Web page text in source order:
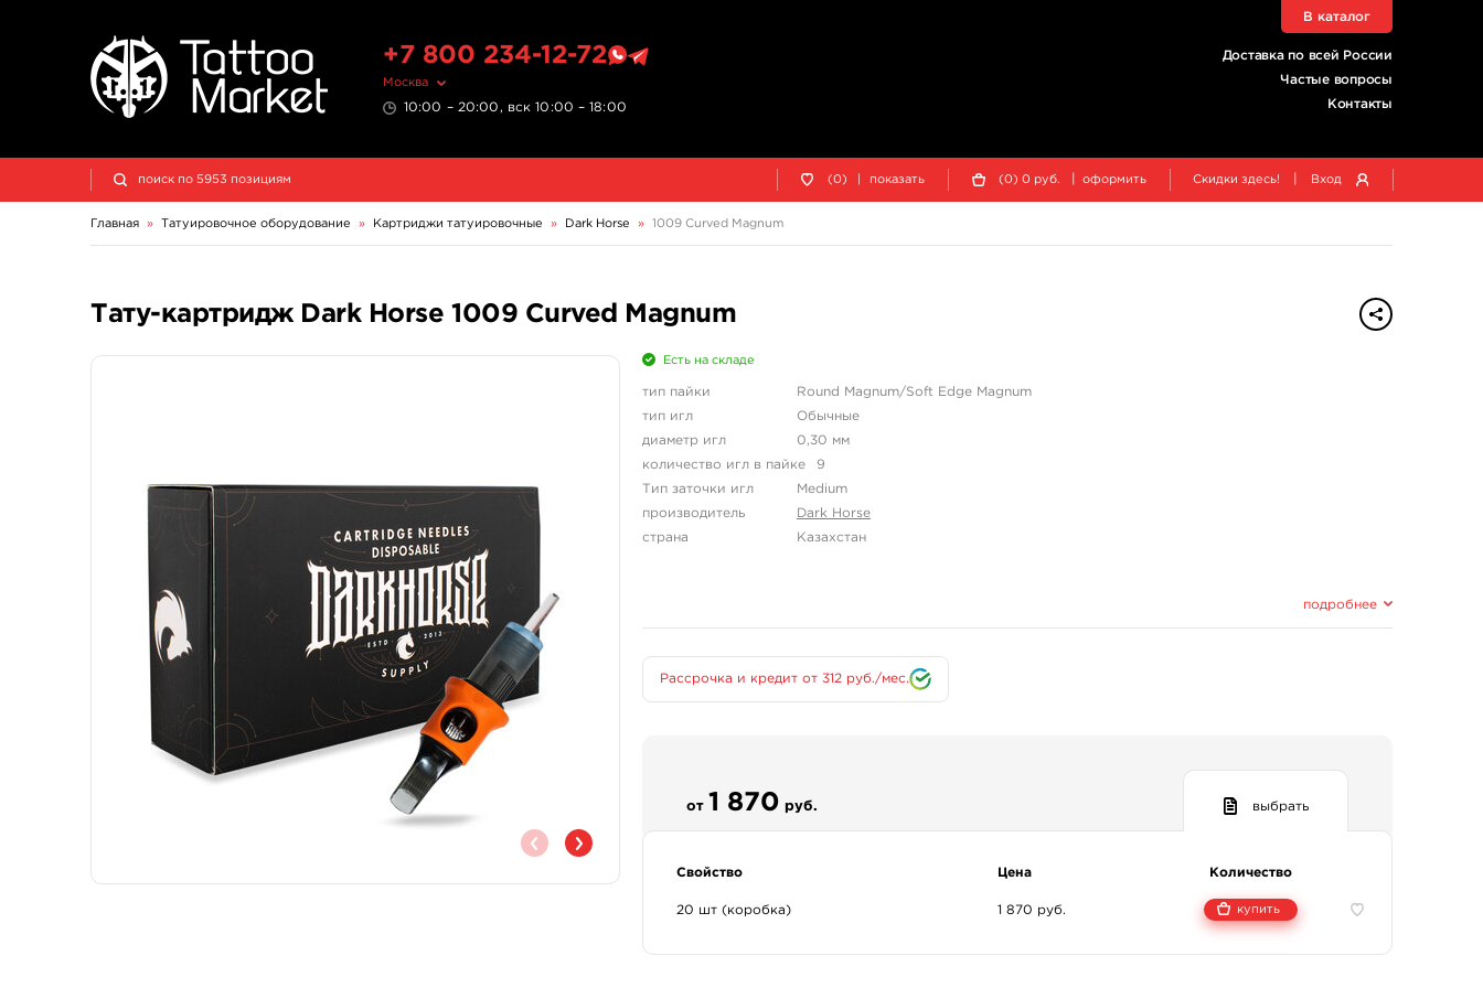
+7 800 234-12-72
Москва
10:00 – 20:00, вск 10:00 – 18:00
Доставка по всей России
Частые вопросы
Контакты
В каталог
(0) показать (0) 0 руб. оформить Скидки здесь! Вход
Главная » Татуировочное оборудование » Картриджи татуировочные » Dark Horse » 1009 Curved Magnum
Тату-картридж Dark Horse 1009 Curved Magnum
Есть на складе
тип пайки
Round Magnum/Soft Edge Magnum
тип игл
Обычные
диаметр игл
0,30 мм
количество игл в пайке
9
Тип заточки игл
Medium
производитель
Dark Horse
страна
Казахстан
подробнее
Рассрочка и кредит от 312 руб./мес.
от 1 870 руб. выбрать
Свойство Цена Количество
20 шт (коробка) 1 870 руб. купить